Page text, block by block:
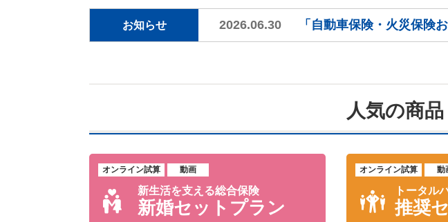
お知らせ 2026.06.30 「自動車保険・火災保険
人気の商
オンライン試算 動画
新生活を支える総合保険
新婚セットプラン
オンライン試算 動
トータル
推奨